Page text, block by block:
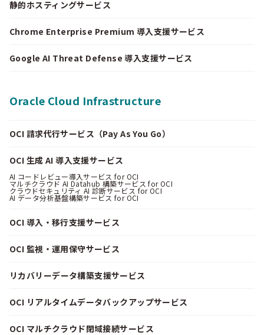
静的ホスティングサービス
Chrome Enterprise Premium 導入支援サービス
Google AI Threat Defense 導入支援サービス
Oracle Cloud Infrastructure
OCI 請求代行サービス（Pay As You Go）
OCI 生成 AI 導入支援サービス
AI コードレビュー導入サービス for OCI
マルチクラウド AI Datahub 構築サービス for OCI
クラウドセキュリティ AI 診断サービス for OCI
AI データ分析基盤構築サービス for OCI
OCI 導入・移行支援サービス
OCI 監視・運用保守サービス
リカバリーデータ構築支援サービス
OCI リアルタイムデータバックアップサービス
OCI マルチクラウド閉域接続サービス